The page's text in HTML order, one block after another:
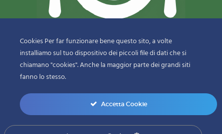
© 2018-2020 CopyrightSfizi & Delizie di Dragotto Gaetano & C.
Snc
0
Cookies Per far funzionare bene questo sito, a volte
installiamo sul tuo dispositivo dei piccoli file di dati che si
chiamano "cookies". Anche la maggior parte dei grandi siti
fanno lo stesso.
Accetta Cookie